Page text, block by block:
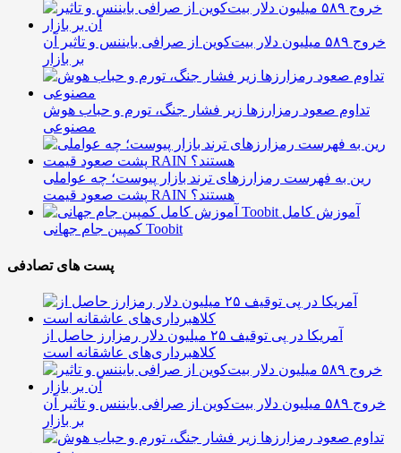
خروج ۵۸۹ میلیون دلار بیت‌کوین از صرافی بایننس و تاثیر آن
بر بازار
تداوم صعود رمزارزها زیر فشار جنگ، تورم و حباب هوش
مصنوعی
رین به فهرست رمزارزهای ترند بازار پیوست؛ چه عواملی
پشت صعود قیمت RAIN هستند؟
آموزش کامل
کمپین جام جهانی Toobit
پست های تصادفی
آمریکا در پی توقیف ۲۵ میلیون دلار رمزارز حاصل از
کلاهبرداری‌های عاشقانه است
خروج ۵۸۹ میلیون دلار بیت‌کوین از صرافی بایننس و تاثیر آن
بر بازار